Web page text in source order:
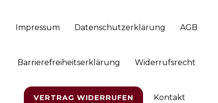
Impressum Daten­schutz­erklärung AGB
Barrierefreiheitserklärung Widerrufs­recht
VERTRAG WIDERRUFEN Kontakt